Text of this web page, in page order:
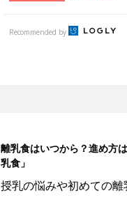
Recommended by
離乳食はいつから？進め方
乳食」
授乳の悩みや初めての